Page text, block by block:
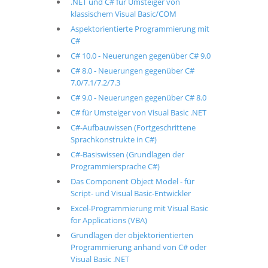
klassischem Visual Basic/COM
Aspektorientierte Programmierung mit
C#
C# 10.0 - Neuerungen gegenüber C# 9.0
C# 8.0 - Neuerungen gegenüber C#
7.0/7.1/7.2/7.3
C# 9.0 - Neuerungen gegenüber C# 8.0
C# für Umsteiger von Visual Basic .NET
C#-Aufbauwissen (Fortgeschrittene
Sprachkonstrukte in C#)
C#-Basiswissen (Grundlagen der
Programmiersprache C#)
Das Component Object Model - für
Script- und Visual Basic-Entwickler
Excel-Programmierung mit Visual Basic
for Applications (VBA)
Grundlagen der objektorientierten
Programmierung anhand von C# oder
Visual Basic .NET